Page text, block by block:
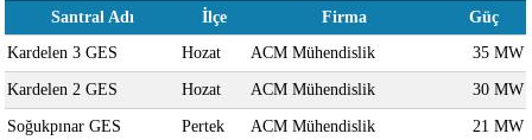
Santral Adı
İlçe Firma
Güç
Kardelen 3 GES
Hozat ACM Mühendislik 35 MW
Kardelen 2 GES Hozat ACM Mühendislik 30 MW
Soğukpınar GES Pertek ACM Mühendislik 21 MW